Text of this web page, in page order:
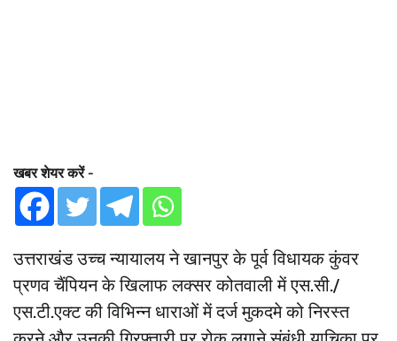
खबर शेयर करें -
उत्तराखंड उच्च न्यायालय ने खानपुर के पूर्व विधायक कुंवर
प्रणव चैंपियन के खिलाफ लक्सर कोतवाली में एस.सी./
एस.टी.एक्ट की विभिन्न धाराओं में दर्ज मुकदमे को निरस्त